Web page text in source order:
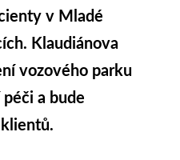
v Mladé
Klaudiánova
vozového parku
a bude